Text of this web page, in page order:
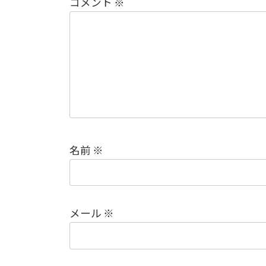
コメント ※
名前 ※
メール ※